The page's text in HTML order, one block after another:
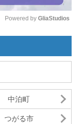
Mute
Powered by GliaStudios
中泊町
つがる市